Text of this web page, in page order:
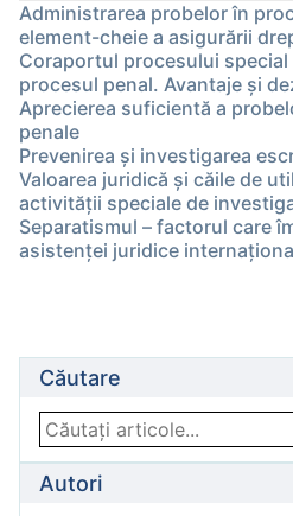
Administrarea probelor în
element-cheie a asigurării
Coraportul procesului
procesul penal. Avantaje şi
Aprecierea suficientă a
penale
Prevenirea și investigarea
Valoarea juridică şi căile de
activităţii speciale de
Separatismul – factorul care
asistenţei juridice
Căutare
Autori